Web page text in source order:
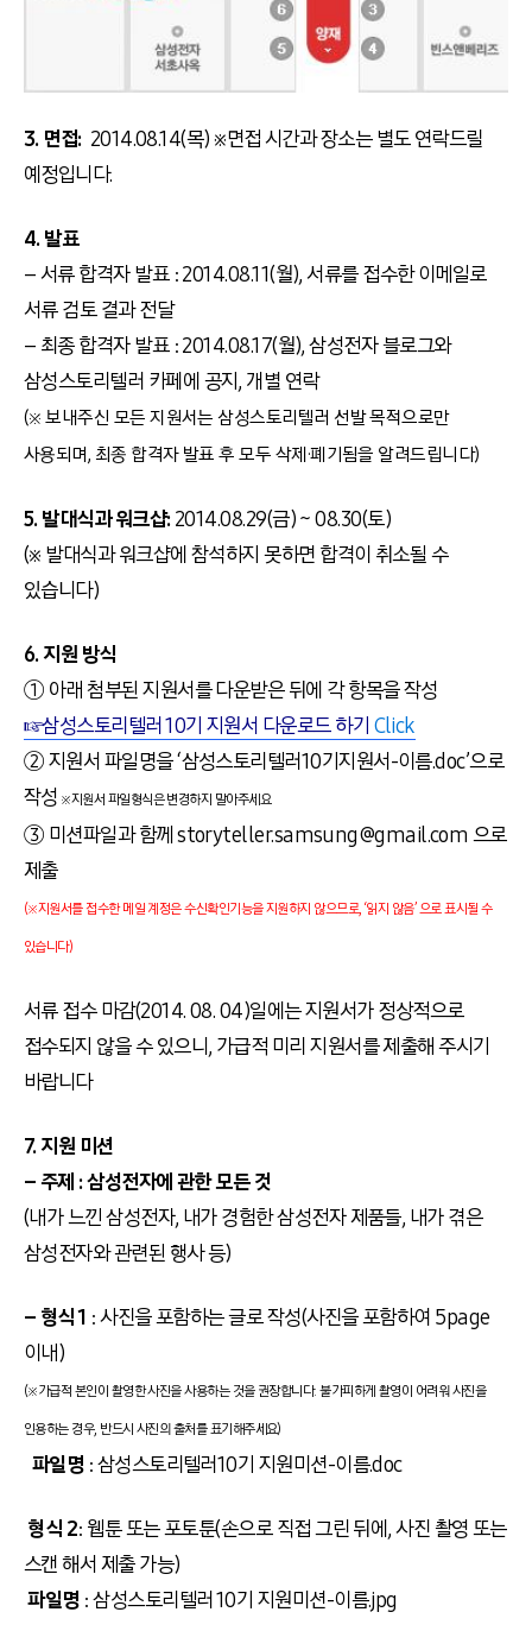
3. 면접: 2014.08.14(목) ※면접 시간과 장소는 별도 연락드릴
예정입니다.
4. 발표
– 서류 합격자 발표 : 2014.08.11(월), 서류를 접수한 이메일로
서류 검토 결과 전달
– 최종 합격자 발표 : 2014.08.17(월), 삼성전자 블로그와
삼성스토리텔러 카페에 공지, 개별 연락
(※ 보내주신 모든 지원서는 삼성스토리텔러 선발 목적으로만
사용되며, 최종 합격자 발표 후 모두 삭제·폐기됨을 알려드립니다)
5. 발대식과 워크샵:2014.08.29(금) ~ 08.30(토)
(※ 발대식과 워크샵에 참석하지 못하면 합격이 취소될 수
있습니다)
6. 지원 방식
① 아래 첨부된 지원서를 다운받은 뒤에 각 항목을 작성
☞삼성스토리텔러 10기 지원서 다운로드 하기 Click
② 지원서 파일명을 ‘삼성스토리텔러10기지원서-이름.doc’으로
작성 ※지원서 파일형식은 변경하지 말아주세요
③ 미션파일과 함께 storyteller.samsung@gmail.com 으로
제출
(※지원서를 접수한 메일 계정은 수신확인기능을 지원하지 않으므로, ‘읽지 않음’ 으로 표시될 수
있습니다)
서류 접수 마감(2014. 08. 04)일에는 지원서가 정상적으로
접수되지 않을 수 있으니, 가급적 미리 지원서를 제출해 주시기
바랍니다
7. 지원 미션
– 주제 : 삼성전자에 관한 모든 것
(내가 느낀 삼성전자, 내가 경험한 삼성전자 제품들, 내가 겪은
삼성전자와 관련된 행사 등)
– 형식 1 : 사진을 포함하는 글로 작성(사진을 포함하여 5page
이내)
(※가급적 본인이 촬영한 사진을 사용하는 것을 권장합니다. 불가피하게 촬영이 어려워 사진을
인용하는 경우, 반드시 사진의 출처를 표기해주세요)
파일명: 삼성스토리텔러10기 지원미션-이름.doc
형식 2: 웹툰 또는 포토툰(손으로 직접 그린 뒤에, 사진 촬영 또는
스캔 해서 제출 가능)
파일명: 삼성스토리텔러 10기 지원미션-이름.jpg